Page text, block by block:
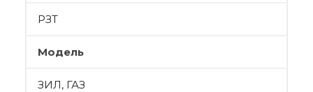
РЗТ
Модель
ЗИЛ, ГАЗ